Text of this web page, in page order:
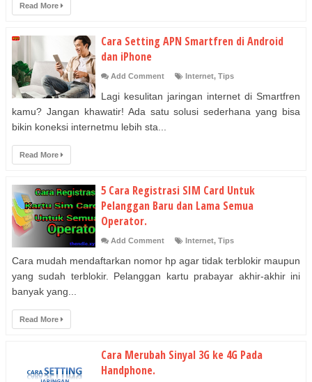
Read More
Cara Setting APN Smartfren di Android
dan iPhone
Add Comment Internet, Tips
Lagi kesulitan jaringan internet di Smartfren
kamu? Jangan khawatir! Ada satu solusi sederhana yang bisa
bikin koneksi internetmu lebih sta...
Read More
5 Cara Registrasi SIM Card Untuk
Pelanggan Baru dan Lama Semua
Operator.
Add Comment Internet, Tips
Cara mudah mendaftarkan nomor hp agar tidak terblokir maupun
yang sudah terblokir. Pelanggan kartu prabayar akhir-akhir ini
banyak yang...
Read More
Cara Merubah Sinyal 3G ke 4G Pada
Handphone.